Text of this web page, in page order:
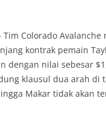
Tim Colorado Avalanche
kontrak pemain
dengan nilai sebesar
klausul dua arah di
Makar tidak akan